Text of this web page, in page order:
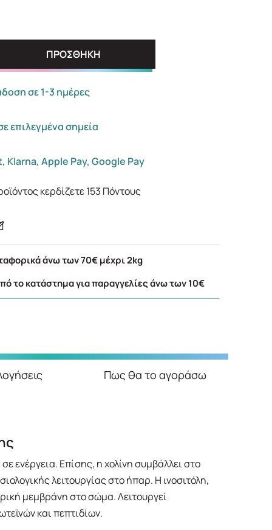
ΠΡΟΣΘΗΚΗ
σε 1-3 ημέρες
επιλεγμένα σημεία
Apple Pay, Google Pay
κερδίζετε153 Πόντους
άνω των 70€ μέχρι 2kg
το κατάστημα για παραγγελίες άνω των 10€
Πως θα το αγοράσω
ενέργεια. Επίσης, η χολίνη συμβάλλει στο
λειτουργίας στο ήπαρ. Η ινοσιτόλη,
μεμβράνη στο σώμα. Λειτουργεί
και πεπτιδίων.